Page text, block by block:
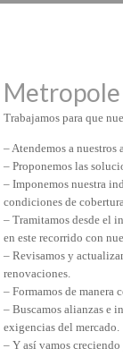
Metropole
Trabajamos para que
– Atendemos a nuestros
– Proponemos las
– Imponemos nuestra
condiciones de
– Tramitamos desde el
en este recorrido con
– Revisamos y
renovaciones.
– Formamos de manera
– Buscamos alianzas e
exigencias del mercado.
– Y así vamos